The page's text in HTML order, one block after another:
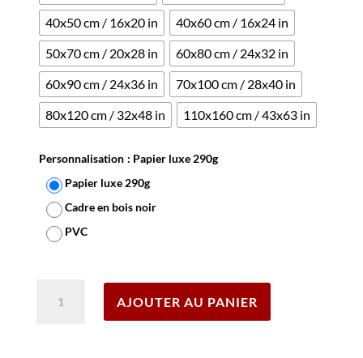
40x50 cm / 16x20 in
40x60 cm / 16x24 in
50x70 cm / 20x28 in
60x80 cm / 24x32 in
60x90 cm / 24x36 in
70x100 cm / 28x40 in
80x120 cm / 32x48 in
110x160 cm / 43x63 in
Personnalisation : Papier luxe 290g
Papier luxe 290g
Cadre en bois noir
PVC
AJOUTER AU PANIER